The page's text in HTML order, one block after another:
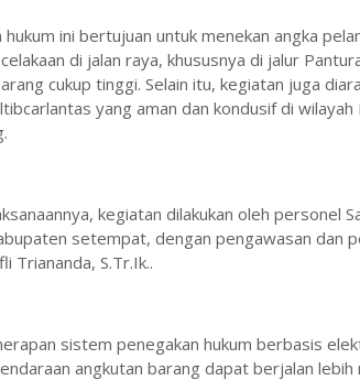
hukum ini bertujuan untuk menekan angka
di jalan raya, khususnya di jalur
cukup tinggi. Selain itu, kegiatan juga
yang aman dan kondusif di
kegiatan dilakukan oleh personel
setempat, dengan pengawasan dan
Triananda, S.Tr.Ik..
sistem penegakan hukum berbasis
angkutan barang dapat berjalan